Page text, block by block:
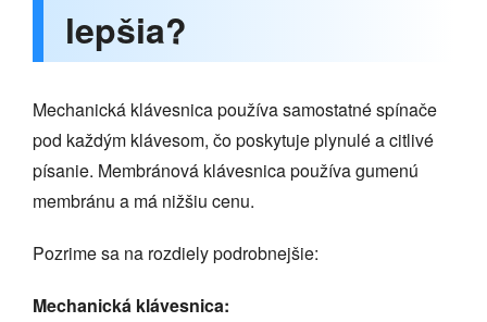
lepšia?
Mechanická klávesnica používa samostatné spínače
pod každým klávesom, čo poskytuje plynulé a citlivé
písanie. Membránová klávesnica používa gumenú
membránu a má nižšiu cenu.
Pozrime sa na rozdiely podrobnejšie:
Mechanická klávesnica: